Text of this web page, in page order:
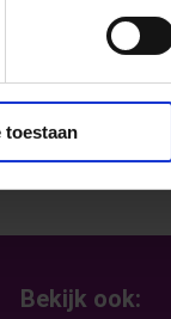
toestaan
Bekijk ook: